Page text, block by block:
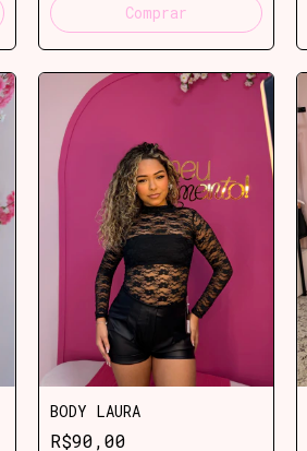
Comprar
BODY LAURA
R$90,00